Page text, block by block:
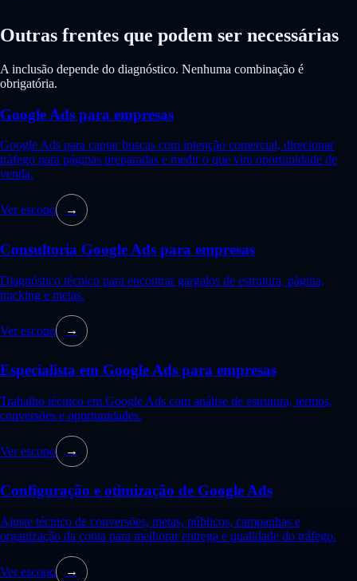
Outras frentes que podem ser necessárias
A inclusão depende do diagnóstico. Nenhuma combinação é
obrigatória.
Google Ads para empresas
Google Ads para captar buscas com intenção comercial, direcionar
tráfego para páginas preparadas e medir o que vira oportunidade de
venda.
Ver escopo →
Consultoria Google Ads para empresas
Diagnóstico técnico para encontrar gargalos de estrutura, página,
tracking e metas.
Ver escopo →
Especialista em Google Ads para empresas
Trabalho técnico em Google Ads com análise de estrutura, termos,
conversões e oportunidades.
Ver escopo →
Configuração e otimização de Google Ads
Ajuste técnico de conversões, metas, públicos, campanhas e
organização da conta para melhorar entrega e qualidade do tráfego.
Ver escopo →